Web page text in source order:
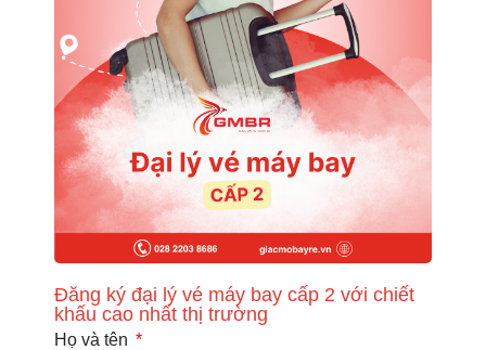
Đăng ký đại lý vé máy bay cấp 2 với chiết
khấu cao nhất thị trường
Họ và tên